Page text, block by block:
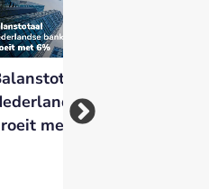
op
banken
met 6%